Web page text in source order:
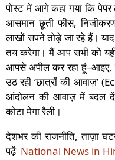
पोस्ट में आगे कहा गया कि पेपर
आसमान छूती फीस,
लाखों सपने तोड़े जा रहे हैं।
तय करेगा। मैं आप सभी को यही
आपसे अपील कर रहा
उठ रही ‘छात्रों की आवाज़’
आंदोलन की आवाज़ में
कोटा मेगा रैली।
देशभर की राजनीति, ताज़ा
पढ़ें National News in